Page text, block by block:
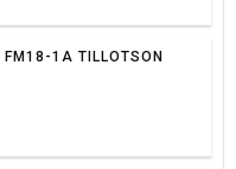
FM18-1A TILLOTSON